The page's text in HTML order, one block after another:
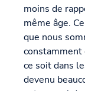
moins de
même âge.
que nous
constamment
ce soit dans
devenu